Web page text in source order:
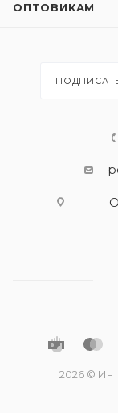
ОПТОВИКАМ
2026 ©